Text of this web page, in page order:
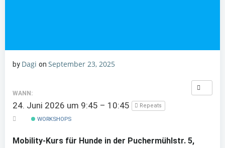
by Dagi on September 23, 2025
WANN:
24. Juni 2026 um 9:45 – 10:45 Repeats
WORKSHOPS
Mobility-Kurs für Hunde in der Puchermühlstr. 5,